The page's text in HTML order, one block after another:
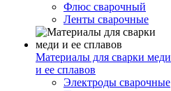
Флюс сварочный
Ленты сварочные
Материалы для сварки меди
и ее сплавов
Электроды сварочные